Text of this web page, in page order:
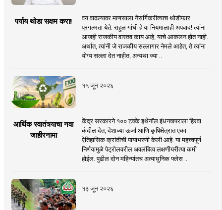
पर्याय थोडा सक्षम करा!
वय वाढल्यावर माणसाला नैसर्गिकरीत्याच थोडीफार
प्रगल्भता येते. राहुल गांधी हे या नियमालाही अपवाद! त्यांना
आजही राजकीय वास्तव काय आहे, याचे आकलन होत नाही.
अर्थात, त्यांनी जे राजकीय सल्लागार नेमले आहेत, ते त्यांना
योग्य सल्ला देत नाहीत, अन्यथा ज्या ..
१५ जून २०२६
आर्थिक स्वातंत्र्याचा नवा
जाहीरनामा
केंद्र सरकारने १०० टक्के इथेनॉल इंधनवापराला हिरवा
कंदील देत, देशाच्या ऊर्जा आणि कृषिक्षेत्रात एका
ऐतिहासिक क्रांतीची पायाभरणी केली आहे. या महत्त्वपूर्ण
निर्णयामुळे पेट्रोलवरील अवलंबित्व लक्षणीयरीत्या कमी
होईल. पुढील दोन महिन्यांतच अत्याधुनिक फ्लेस ..
१३ जून २०२६